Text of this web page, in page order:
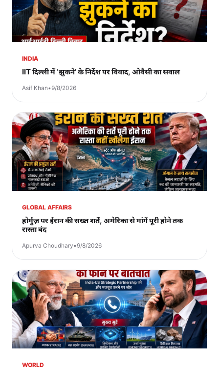
INDIA
IIT दिल्ली में ‘झुकने’ के निर्देश पर विवाद, ओवैसी का सवाल
Asif Khan•9/8/2026
GLOBAL AFFAIRS
होर्मुज़ पर ईरान की सख्त शर्तें, अमेरिका से मांगें पूरी होने तक
रास्ता बंद
Apurva Choudhary•9/8/2026
WORLD